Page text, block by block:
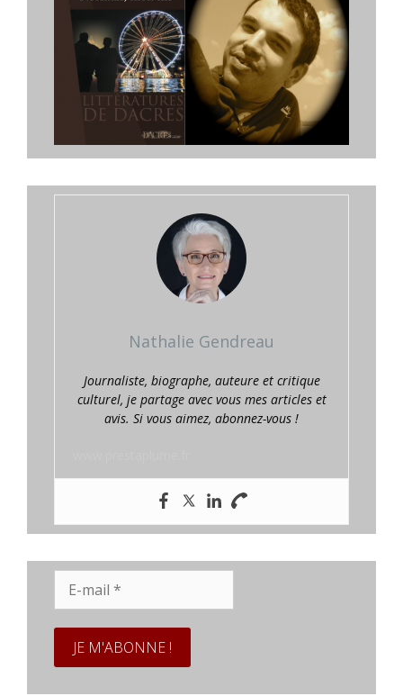
Nathalie Gendreau
Journaliste, biographe, auteure et critique
culturel, je partage avec vous mes articles et
avis. Si vous aimez, abonnez-vous !
mail